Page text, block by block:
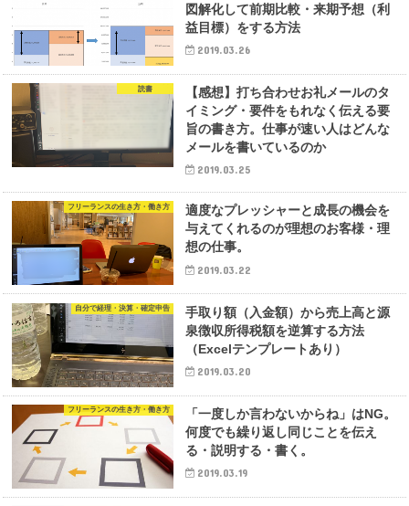
図解化して前期比較・来期予想（利
益目標）をする方法
2019.03.26
読書
【感想】打ち合わせお礼メールのタ
イミング・要件をもれなく伝える要
旨の書き方。仕事が速い人はどんな
メールを書いているのか
2019.03.25
フリーランスの生き方・働き方
適度なプレッシャーと成長の機会を
与えてくれるのが理想のお客様・理
想の仕事。
2019.03.22
自分で経理・決算・確定申告
手取り額（入金額）から売上高と源
泉徴収所得税額を逆算する方法
（Excelテンプレートあり）
2019.03.20
フリーランスの生き方・働き方
「一度しか言わないからね」はNG。
何度でも繰り返し同じことを伝え
る・説明する・書く。
2019.03.19